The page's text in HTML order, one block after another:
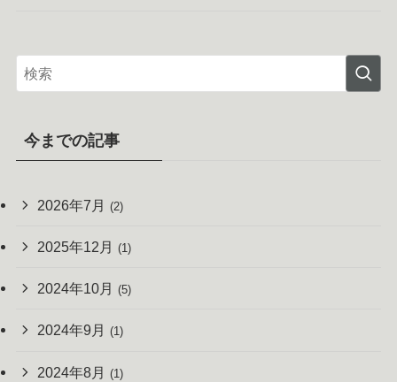
今までの記事
2026年7月 (2)
2025年12月 (1)
2024年10月 (5)
2024年9月 (1)
2024年8月 (1)